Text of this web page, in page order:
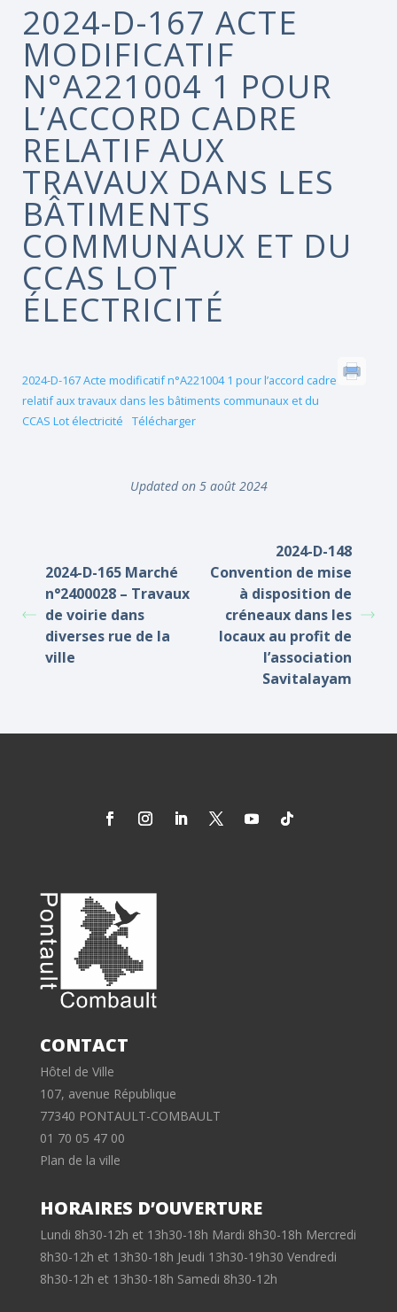
2024-D-167 ACTE
MODIFICATIF
N°A221004 1 POUR
L’ACCORD CADRE
RELATIF AUX
TRAVAUX DANS LES
BÂTIMENTS
COMMUNAUX ET DU
CCAS LOT
ÉLECTRICITÉ
2024-D-167 Acte modificatif n°A221004 1 pour l’accord cadre
relatif aux travaux dans les bâtiments communaux et du
CCAS Lot électricité
Télécharger
Updated on 5 août 2024
2024-D-165 Marché
n°2400028 – Travaux
de voirie dans
diverses rue de la
ville
2024-D-148
Convention de mise
à disposition de
créneaux dans les
locaux au profit de
l’association
Savitalayam
CONTACT
Hôtel de Ville
107, avenue République
77340 PONTAULT-COMBAULT
01 70 05 47 00
Plan de la ville
HORAIRES D’OUVERTURE
Lundi 8h30-12h et 13h30-18h Mardi 8h30-18h Mercredi
8h30-12h et 13h30-18h Jeudi 13h30-19h30 Vendredi
8h30-12h et 13h30-18h Samedi 8h30-12h